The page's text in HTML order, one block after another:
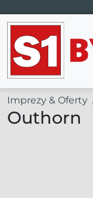
Main
Imprezy & Oferty
Outhorn